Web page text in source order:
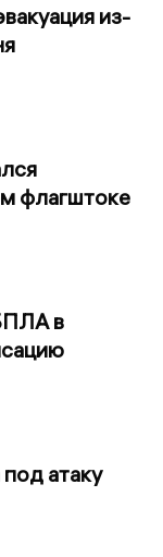
из-
флагштоке
в
атаку